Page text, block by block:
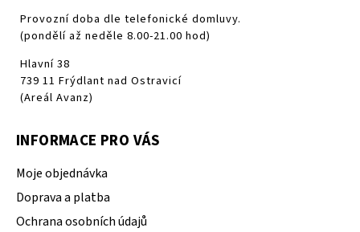
Provozní doba dle telefonické domluvy.
(pondělí až neděle 8.00-21.00 hod)
Hlavní 38
739 11 Frýdlant nad Ostravicí
(Areál Avanz)
INFORMACE PRO VÁS
Moje objednávka
Doprava a platba
Ochrana osobních údajů